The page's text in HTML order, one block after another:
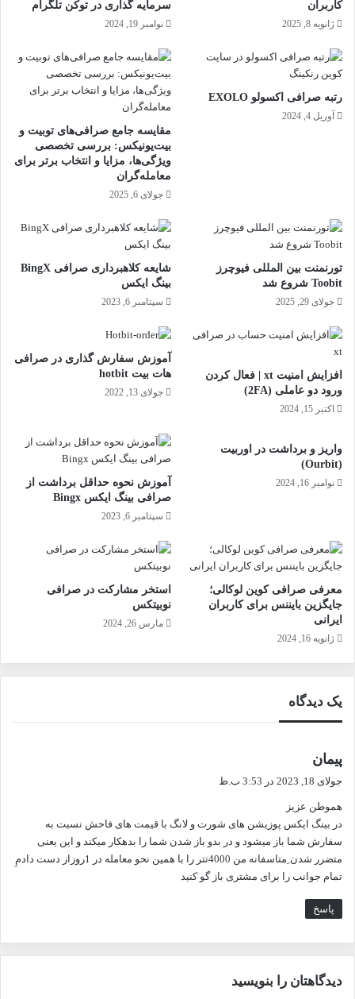
کاربران
ژانویه 8, 2025
سرمایه گذاری در توکن تلگرام
نوامبر 19, 2024
رتبه صرافی اکسولو EXOLO
آوریل 4, 2024
مقایسه جامع صرافی‌های توبیت و
بیت‌یونیکس: بررسی تخصصی
ویژگی‌ها، مزایا و انتخاب برتر برای
معامله‌گران
جولای 6, 2025
تورنمنت بین‌ المللی فیوچرز
Toobit شروع شد
جولای 29, 2025
شایعه کلاهبرداری صرافی BingX
بینگ ایکس
سپتامبر 6, 2023
افزایش امنیت xt | فعال کردن
ورود دو عاملی (2FA)
اکتبر 15, 2024
آموزش سفارش گذاری در صرافی
هات بیت hotbit
جولای 13, 2022
واریز و برداشت در اوربیت
(Ourbit)
نوامبر 16, 2024
آموزش نحوه حداقل برداشت از
صرافی بینگ ایکس Bingx
سپتامبر 6, 2023
معرفی صرافی کوین لوکالی؛
جایگزین بایننس برای کاربران
ایرانی
ژانویه 16, 2024
استخر مشارکت در صرافی
نوبیتکس
مارس 26, 2024
یک دیدگاه
پیمان
:
جولای 18, 2023 در 3:53 ب.ظ
هموطن عزیز
در بینگ ایکس پوزیشن های شورت و لانگ با قیمت های فاحش نسبت به
سفارش شما باز میشود و در بدو باز شدن شما را بدهکار میکند و این یعنی
متضرر شدن ِمتاسفانه من 4000تتر را با همین نحو معامله در 1روزاز دست دادمِ
تمام جوانب را برای مشتری باز گو کنید
پاسخ
دیدگاهتان را بنویسید